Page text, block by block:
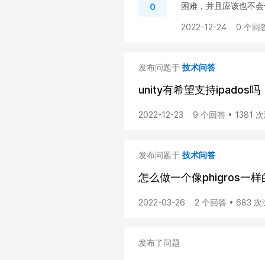
0
困难，并且应该也不
2022-12-24 0 个回
发布问题于 技术问答
unity有希望支持ipados吗
2022-12-23 9 个回答 • 1381
发布问题于 技术问答
怎么做一个像phigros一样
2022-03-26 2 个回答 • 683 次
发布了问题